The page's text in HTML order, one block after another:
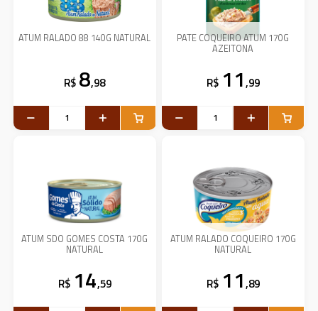
ATUM RALADO 88 140G NATURAL
R$ 8,98
PATE COQUEIRO ATUM 170G
AZEITONA
R$ 11,99
ATUM SDO GOMES COSTA 170G
NATURAL
R$ 14,59
ATUM RALADO COQUEIRO 170G
NATURAL
R$ 11,89